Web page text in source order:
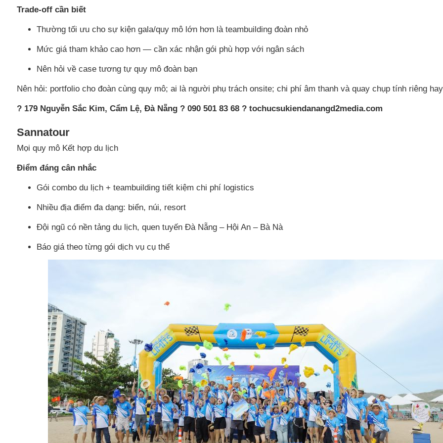
Trade-off cần biết
Thường tối ưu cho sự kiện gala/quy mô lớn hơn là teambuilding đoàn nhỏ
Mức giá tham khảo cao hơn — cần xác nhận gói phù hợp với ngân sách
Nên hỏi về case tương tự quy mô đoàn bạn
Nên hỏi: portfolio cho đoàn cùng quy mô; ai là người phụ trách onsite; chi phí âm thanh và quay chụp tính riêng
? 179 Nguyễn Sắc Kim, Cẩm Lệ, Đà Nẵng ? 090 501 83 68 ? tochucsukiendanangd2media.com
Sannatour
Mọi quy mô Kết hợp du lịch
Điểm đáng cân nhắc
Gói combo du lịch + teambuilding tiết kiệm chi phí logistics
Nhiều địa điểm đa dạng: biển, núi, resort
Đội ngũ có nền tảng du lịch, quen tuyến Đà Nẵng – Hội An – Bà Nà
Báo giá theo từng gói dịch vụ cụ thể